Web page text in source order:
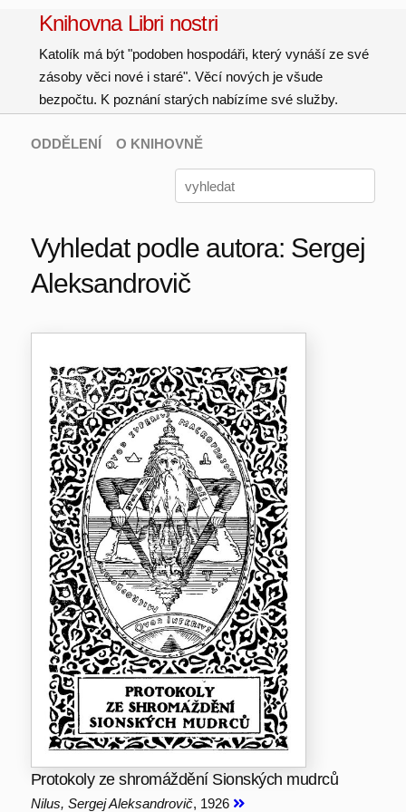
Knihovna Libri nostri
Katolík má být "podoben hospodáři, který vynáší ze své
zásoby věci nové i staré". Věcí nových je všude
bezpočtu. K poznání starých nabízíme své služby.
ODDĚLENÍ O KNIHOVNĚ
Vyhledat podle autora: Sergej
Aleksandrovič
Protokoly ze shromáždění Sionských mudrců
Nilus, Sergej Aleksandrovič, 1926